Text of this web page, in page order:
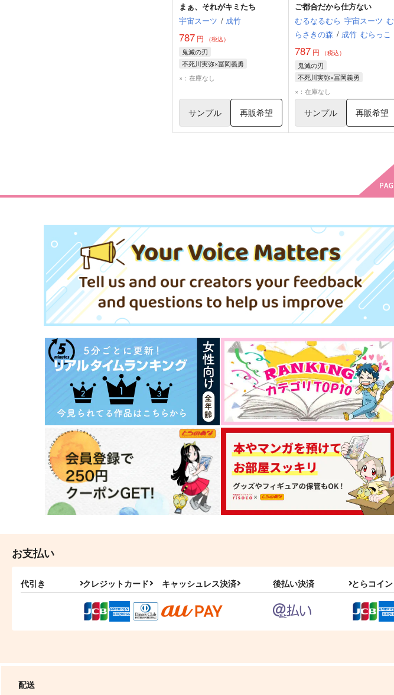
まぁ、それがキミたち
宇宙スーツ / 成竹
787 円 （税込）
鬼滅の刃
不死川実弥×冨岡義勇
冨岡義勇
×：在庫なし
サンプル 再販希望
ご都合だから仕方ない
むるなるむら 宇宙スーツ む
らさきの森 / 成竹 むらっこ
787円 （税込）
鬼滅の刃
不死川実弥×冨岡義勇
不死川実弥
×：在庫なし
サンプル 再販希望
お支払い
代引き クレジットカード キャッシュレス決済 後払い決済 とらコイン
配送